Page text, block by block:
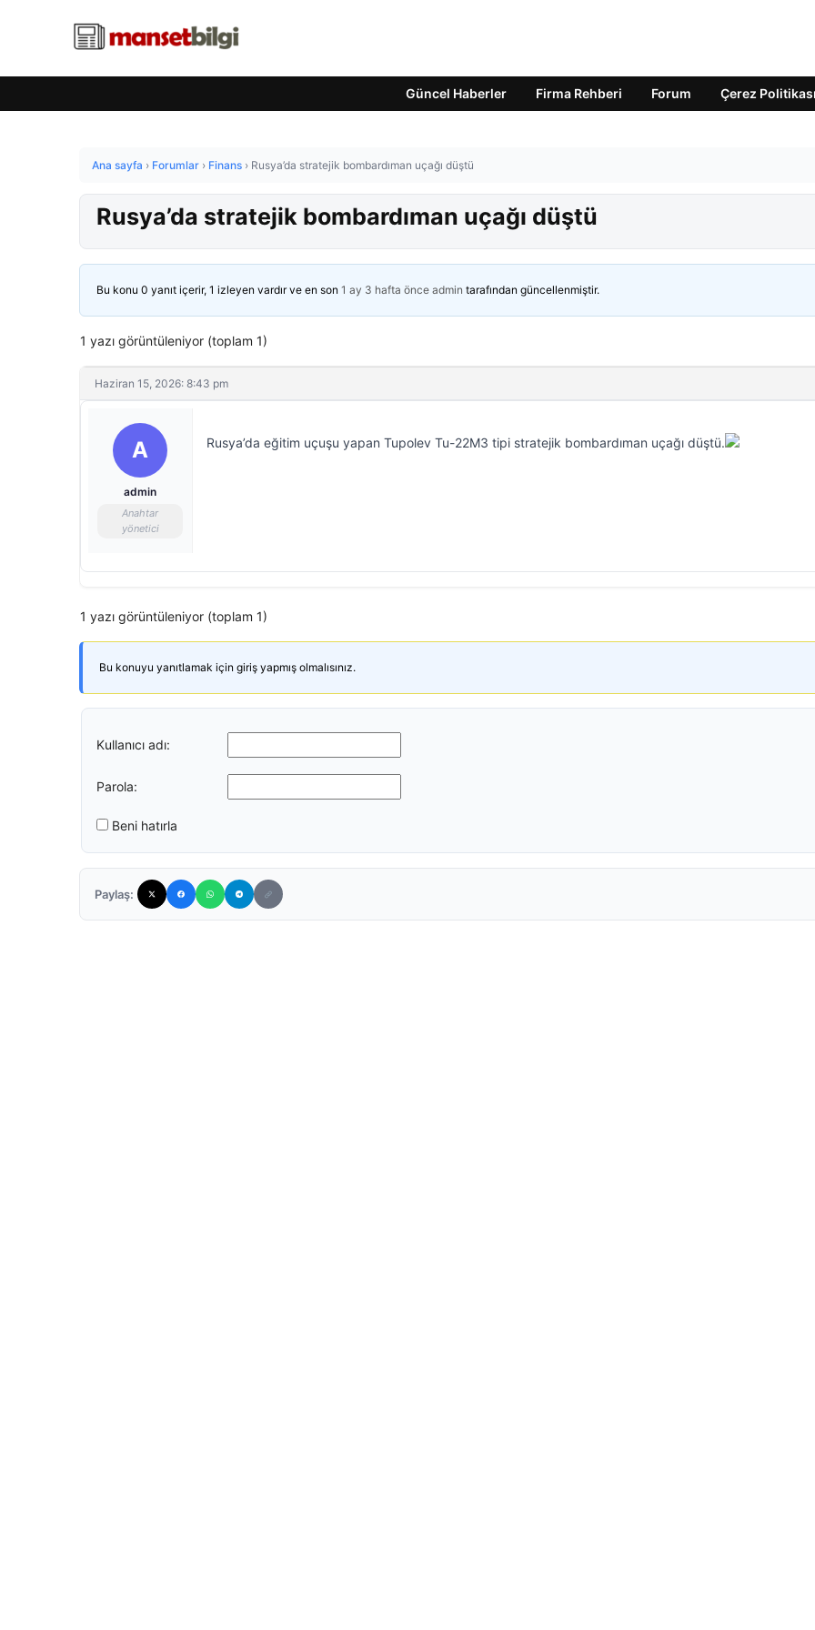
Güncel Haberler Firma Rehberi Forum Çerez Politikası
Ana sayfa › Forumlar › Finans › Rusya’da stratejik bombardıman uçağı düştü
Rusya’da stratejik bombardıman uçağı düştü
Bu konu 0 yanıt içerir, 1 izleyen vardır ve en son 1 ay 3 hafta önce admin tarafından güncellenmiştir.
1 yazı görüntüleniyor (toplam 1)
Haziran 15, 2026: 8:43 pm
A
admin
Anahtar
yönetici
Rusya’da eğitim uçuşu yapan Tupolev Tu-22M3 tipi stratejik bombardıman uçağı düştü.
1 yazı görüntüleniyor (toplam 1)
Bu konuyu yanıtlamak için giriş yapmış olmalısınız.
Kullanıcı adı:
Parola:
Beni hatırla
Paylaş: